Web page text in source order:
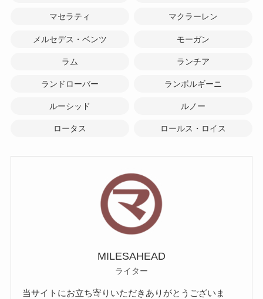
マセラティ マクラーレン
メルセデス・ベンツ モーガン
ラム ランチア
ランドローバー ランボルギーニ
ルーシッド ルノー
ロータス ロールス・ロイス
MILESAHEAD
ライター
当サイトにお立ち寄りいただきありがとうございま